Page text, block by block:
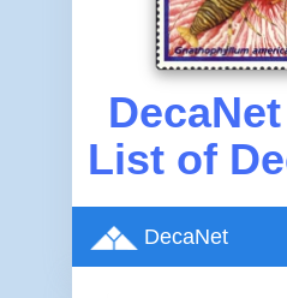
List of
DecaNet